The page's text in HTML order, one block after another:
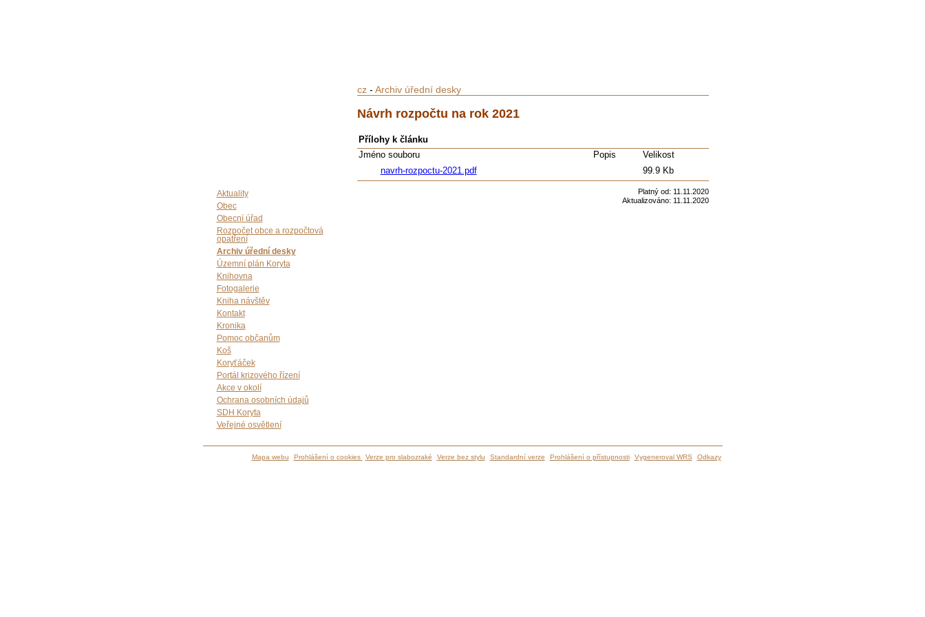
Aktuality
Obec
Obecní úřad
Rozpočet obce a rozpočtová
opatření
Archiv úřední desky
Územní plán Koryta
Knihovna
Fotogalerie
Kniha návštěv
Kontakt
Kronika
Pomoc občanům
Koš
Koryťáček
Portál krizového řízení
Akce v okolí
Ochrana osobních údajů
SDH Koryta
Veřejné osvětlení
cz- Archiv úřední desky
Návrh rozpočtu na rok 2021
Přílohy k článku
Jméno souboru
Popis
Velikost
navrh-rozpoctu-2021.pdf
99.9 Kb
Platný od: 11.11.2020
Aktualizováno: 11.11.2020
Mapa webu Prohlášení o cookies Verze pro slabozraké Verze bez stylu Standardní verze Prohlášení o přístupnosti Vygeneroval WRS Odkazy